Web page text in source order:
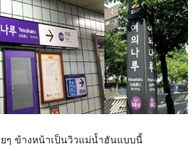
ๆ ข้างหน้าเป็นวิวแม่น้ำฮันแบบนี้